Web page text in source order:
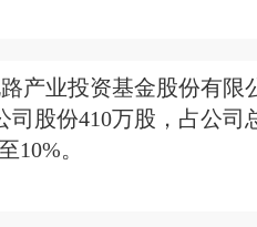
产业投资基金股份有限
股份410万股，占公司
10%。